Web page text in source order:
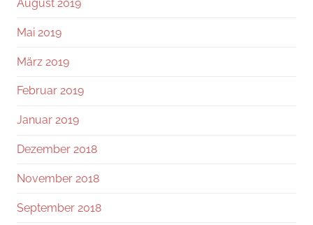
August 2019
Mai 2019
März 2019
Februar 2019
Januar 2019
Dezember 2018
November 2018
September 2018